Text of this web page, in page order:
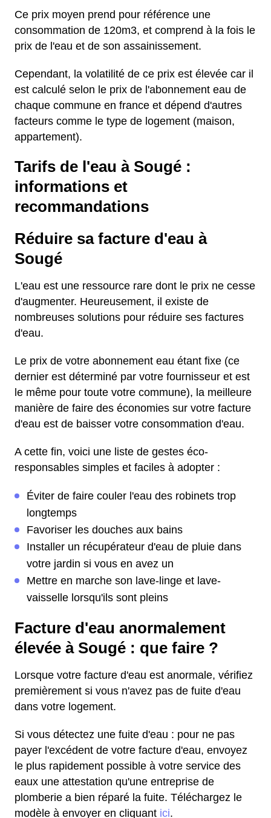
Ce prix moyen prend pour référence une
consommation de 120m3, et comprend à la fois le
prix de l'eau et de son assainissement.
Cependant, la volatilité de ce prix est élevée car il
est calculé selon le prix de l'abonnement eau de
chaque commune en france et dépend d'autres
facteurs comme le type de logement (maison,
appartement).
Tarifs de l'eau à Sougé :
informations et
recommandations
Réduire sa facture d'eau à
Sougé
L'eau est une ressource rare dont le prix ne cesse
d'augmenter. Heureusement, il existe de
nombreuses solutions pour réduire ses factures
d'eau.
Le prix de votre abonnement eau étant fixe (ce
dernier est déterminé par votre fournisseur et est
le même pour toute votre commune), la meilleure
manière de faire des économies sur votre facture
d'eau est de baisser votre consommation d'eau.
A cette fin, voici une liste de gestes éco-
responsables simples et faciles à adopter :
Éviter de faire couler l'eau des robinets trop
longtemps
Favoriser les douches aux bains
Installer un récupérateur d'eau de pluie dans
votre jardin si vous en avez un
Mettre en marche son lave-linge et lave-
vaisselle lorsqu'ils sont pleins
Facture d'eau anormalement
élevée à Sougé : que faire ?
Lorsque votre facture d'eau est anormale, vérifiez
premièrement si vous n'avez pas de fuite d'eau
dans votre logement.
Si vous détectez une fuite d'eau : pour ne pas
payer l'excédent de votre facture d'eau, envoyez
le plus rapidement possible à votre service des
eaux une attestation qu'une entreprise de
plomberie a bien réparé la fuite. Téléchargez le
modèle à envoyer en cliquant ici.